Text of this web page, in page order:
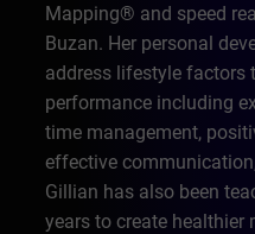
Mapping® and speed
Buzan. Her personal
address lifestyle factors
performance including
time management,
effective
Gillian has also been
years to create healthier